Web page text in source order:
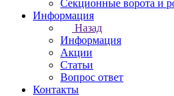
Секционные ворота и
Информация
Назад
Информация
Акции
Статьи
Вопрос ответ
Контакты